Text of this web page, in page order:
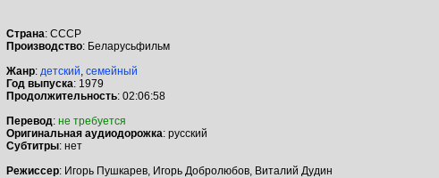
Страна: СССР
Производство: Беларусьфильм
Жанр: детский, семейный
Год выпуска: 1979
Продолжительность: 02:06:58
Перевод: не требуется
Оригинальная аудиодорожка: русский
Cубтитры: нет
Режиссер: Игорь Пушкарев, Игорь Добролюбов, Виталий Дудин